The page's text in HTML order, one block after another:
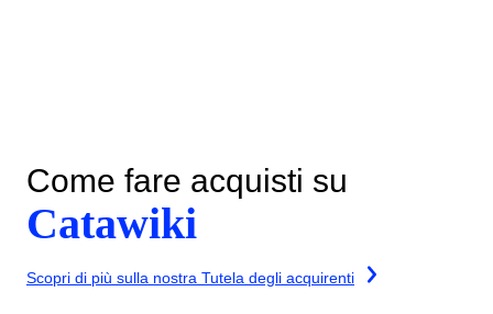
Come fare acquisti su
Catawiki
Scopri di più sulla nostra Tutela degli acquirenti